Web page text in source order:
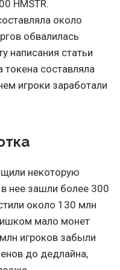
HMSTR.
около
обвалилась
написания статьи
составляла
игроки заработали
некоторую
нее зашли более 300
около 130 млн
мало монет
игроков забыли
до дедлайна,